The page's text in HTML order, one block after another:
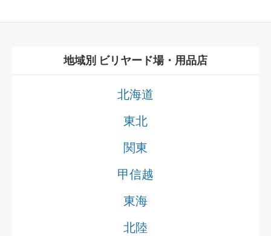
地域別 ビリヤード場・用品店
北海道
東北
関東
甲信越
東海
北陸